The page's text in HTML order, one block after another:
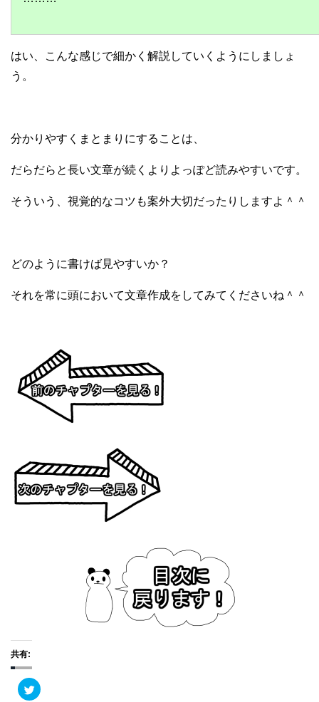
はい、こんな感じで細かく解説していくようにしましょ
う。
分かりやすくまとまりにすることは、
だらだらと長い文章が続くよりよっぽど読みやすいです。
そういう、視覚的なコツも案外大切だったりしますよ＾＾
どのように書けば見やすいか？
それを常に頭において文章作成をしてみてくださいね＾＾
共有:
ク
リ